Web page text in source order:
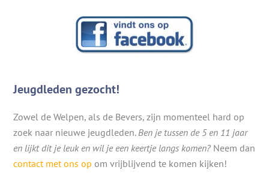
Jeugdleden gezocht!
Zowel de Welpen, als de Bevers, zijn momenteel hard op
zoek naar nieuwe jeugdleden.Ben je tussen de 5 en 11 jaar
en lijkt dit je leuk en wil je een keertje langs komen? Neem dan
contact met ons op om vrijblijvend te komen kijken!